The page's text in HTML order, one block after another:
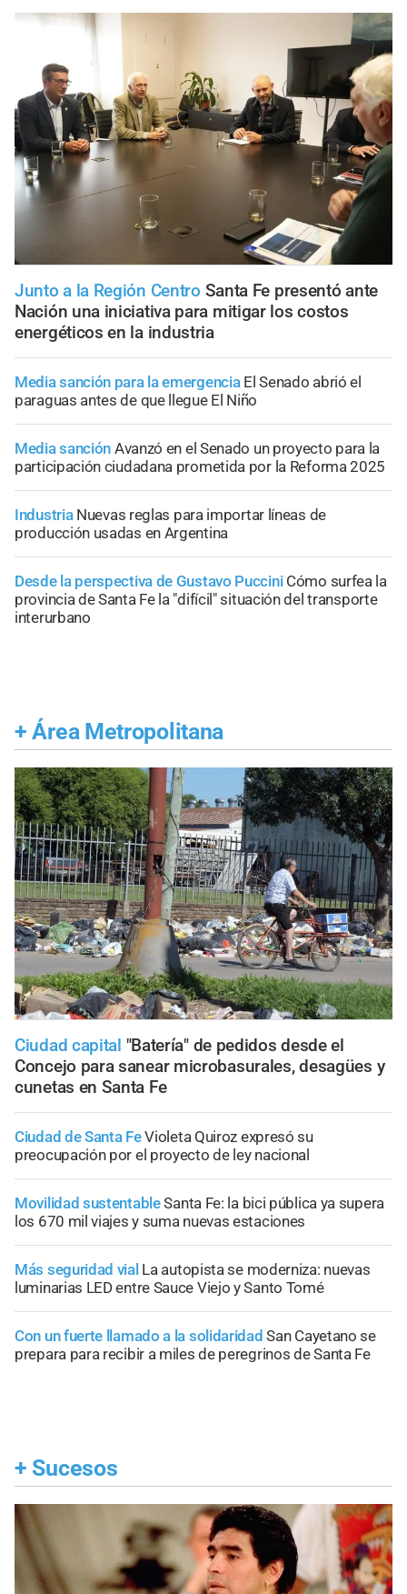
Junto a la Región Centro Santa Fe presentó ante
Nación una iniciativa para mitigar los costos
energéticos en la industria
Media sanción para la emergencia El Senado abrió el
paraguas antes de que llegue El Niño
Media sanción Avanzó en el Senado un proyecto para la
participación ciudadana prometida por la Reforma 2025
Industria Nuevas reglas para importar líneas de
producción usadas en Argentina
Desde la perspectiva de Gustavo Puccini Cómo surfea la
provincia de Santa Fe la "difícil" situación del transporte
interurbano
+ Área Metropolitana
Ciudad capital "Batería" de pedidos desde el
Concejo para sanear microbasurales, desagües y
cunetas en Santa Fe
Ciudad de Santa FeVioleta Quiroz expresó su
preocupación por el proyecto de ley nacional
Movilidad sustentableSanta Fe: la bici pública ya supera
los 670 mil viajes y suma nuevas estaciones
Más seguridad vial La autopista se moderniza: nuevas
luminarias LED entre Sauce Viejo y Santo Tomé
Con un fuerte llamado a la solidaridad San Cayetano se
prepara para recibir a miles de peregrinos de Santa Fe
+ Sucesos